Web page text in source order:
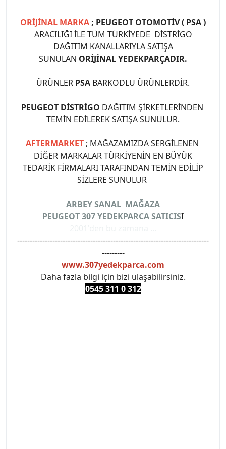
ORİJİNAL MARKA ; PEUGEOT OTOMOTİV ( PSA )
ARACILIĞI İLE TÜM TÜRKİYEDE DİSTRİGO
DAĞITIM KANALLARIYLA SATIŞA
SUNULAN ORİJİNAL YEDEKPARÇADIR.
ÜRÜNLER PSA BARKODLU ÜRÜNLERDİR.
PEUGEOT DİSTRİGO DAĞITIM ŞİRKETLERİNDEN
TEMİN EDİLEREK SATIŞA SUNULUR.
AFTERMARKET ; MAĞAZAMIZDA SERGİLENEN
DİĞER MARKALAR TÜRKİYENİN EN BÜYÜK
TEDARİK FİRMALARI TARAFINDAN TEMİN EDİLİP
SİZLERE SUNULUR
ARBEY SANAL MAĞAZA
PEUGEOT 307 YEDEKPARCA SATICISI
----------------------------------------------------------------------------
---------
www.307yedekparca.com
Daha fazla bilgi için bizi ulaşabilirsiniz.
0545 311 0 312